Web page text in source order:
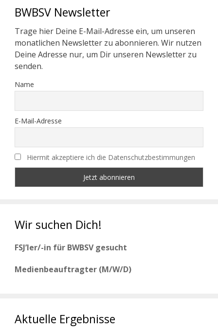
BWBSV Newsletter
Trage hier Deine E-Mail-Adresse ein, um unseren
monatlichen Newsletter zu abonnieren. Wir nutzen
Deine Adresse nur, um Dir unseren Newsletter zu
senden.
Name
E-Mail-Adresse
Hiermit akzeptiere ich die Datenschutzbestimmungen
Wir suchen Dich!
FSJ’ler/-in für BWBSV gesucht
Medienbeauftragter (M/W/D)
Aktuelle Ergebnisse